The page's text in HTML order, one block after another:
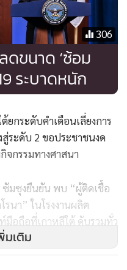
ให้พลเมืองอเมริกันที่ไม่มี
สมขาวในช่วงนี้ ขณะที่กอง
ำลังมีการพิจารณาลดขนาด
มเกาหลีใต้ แถลงที่กรุง
อไวรัสโควิด-19 แล้วไม่ต่ำ
คนก็ถูกรัฐบาลอิสราเอล
งกลับด้วยเครื่องบินเช่า
หลีใต้กว่า 20 คนถูกตรวจ
ปแสวงบุญในอิสราเอล
306
ดขนาด ‘ซ้อม
ระบาดหนัก
ต้ยกระดับคำเตือนเลี่ยงการ
สู่ระดับ 2 ขอประชาชนงด
กิจกรรมทางศาสนา
ซัมซุงยืนยัน พบ “ผู้ติดเชื้อ
รนา” ในโรงงานผลิต
มือถือที่เกาหลีใต้ ดับรวมทั่ว
ราย
มเติม